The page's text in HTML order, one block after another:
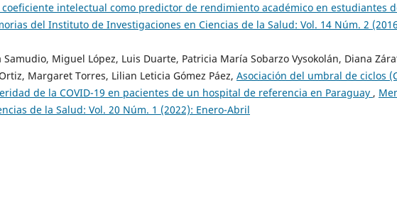
intelectual como predictor de rendimiento académico en estudiantes
del Instituto de Investigaciones en Ciencias de la Salud: Vol. 14 Núm. 2
Miguel López, Luis Duarte, Patricia María Sobarzo Vysokolán, Diana
Margaret Torres, Lilian Leticia Gómez Páez, Asociación del umbral de ciclos
de la COVID-19 en pacientes de un hospital de referencia en Paraguay ,
de la Salud: Vol. 20 Núm. 1 (2022): Enero-Abril